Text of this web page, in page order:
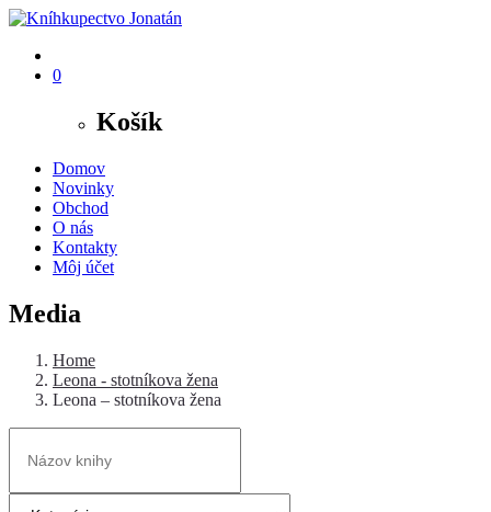
0
Košík
Domov
Novinky
Obchod
O nás
Kontakty
Môj účet
Media
Home
Leona - stotníkova žena
Leona – stotníkova žena